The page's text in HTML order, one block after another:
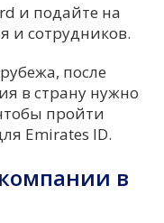
и подайте на
и сотрудников.
после
в страну нужно
пройти
Emirates ID.
в